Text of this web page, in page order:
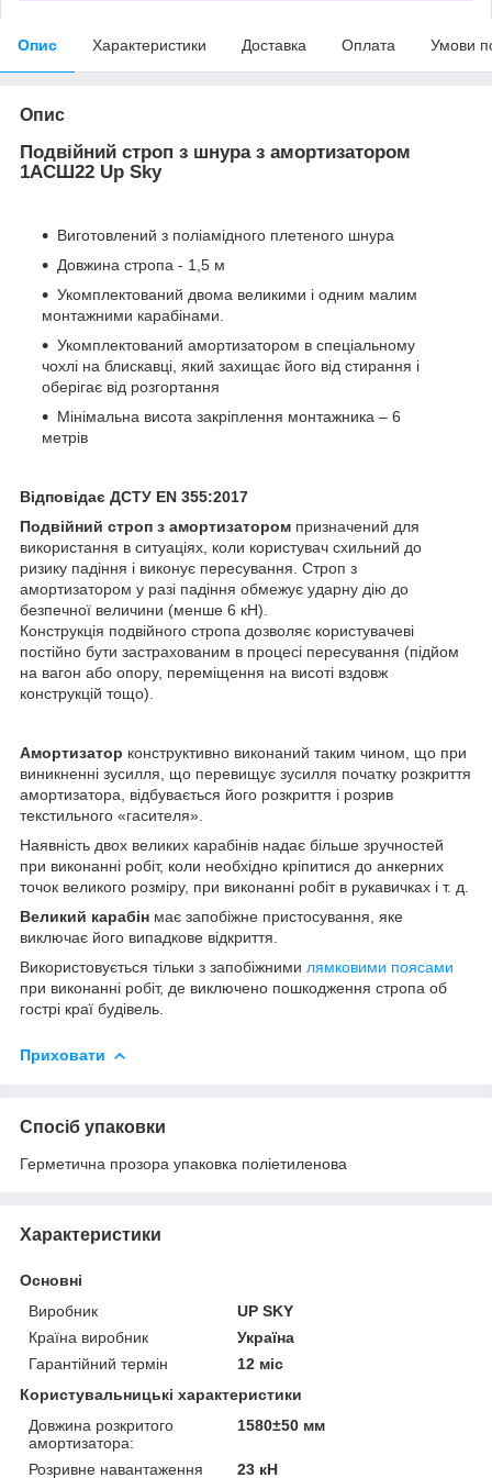
Опис Характеристики Доставка Оплата Умови
Опис
Подвійний строп з шнура з амортизатором
1АСШ22 Up Sky
Виготовлений з поліамідного плетеного шнура
Довжина стропа - 1,5 м
Укомплектований двома великими і одним малим
монтажними карабінами.
Укомплектований амортизатором в спеціальному
чохлі на блискавці, який захищає його від стирання і
оберігає від розгортання
Мінімальна висота закріплення монтажника – 6
метрів
Відповідає ДСТУ EN 355:2017
Подвійний строп з амортизатором призначений для
використання в ситуаціях, коли користувач схильний до
ризику падіння і виконує пересування. Строп з
амортизатором у разі падіння обмежує ударну дію до
безпечної величини (менше 6 кН).
Конструкція подвійного стропа дозволяє користувачеві
постійно бути застрахованим в процесі пересування (підйом
на вагон або опору, переміщення на висоті вздовж
конструкцій тощо).
Амортизатор конструктивно виконаний таким чином, що при
виникненні зусилля, що перевищує зусилля початку розкриття
амортизатора, відбувається його розкриття і розрив
текстильного «гасителя».
Наявність двох великих карабінів надає більше зручностей
при виконанні робіт, коли необхідно кріпитися до анкерних
точок великого розміру, при виконанні робіт в рукавичках і т. д.
Великий карабін має запобіжне пристосування, яке
виключає його випадкове відкриття.
Використовується тільки з запобіжними лямковими поясами
при виконанні робіт, де виключено пошкодження стропа об
гострі краї будівель.
Приховати
Спосіб упаковки
Герметична прозора упаковка поліетиленова
Характеристики
Основні
Виробник
UP SKY
Країна виробник
Україна
Гарантійний термін
12 міс
Користувальницькі характеристики
Довжина розкритого
амортизатора:
1580±50 мм
Розривне навантаження
23 кН